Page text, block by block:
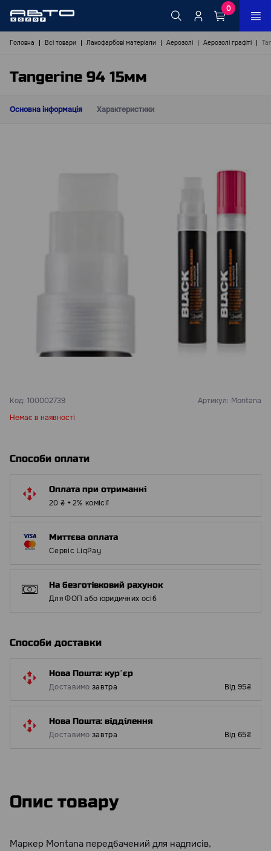
0
Головна Всі товари Лакофарбові матеріали Аерозолі Аерозолі графіті
Tangerine 94 15мм
Основна інформація Характеристики
Код: 100002739 Артикул: Montana
Немає в наявності
Способи оплати
Оплата при отриманні
20 ₴ + 2% комісії
Миттєва оплата
Сервіс LiqPay
На безготівковий рахунок
Для ФОП або юридичних осіб
Способи доставки
Нова Пошта: курʼєр
Доставимо завтра Від 95₴
Нова Пошта: відділення
Доставимо завтра Від 65₴
Опис товару
Маркер Montana передбачений для надписів,